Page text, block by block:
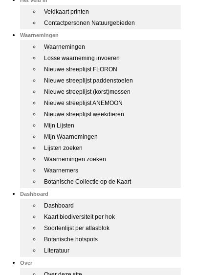
Veldkaart printen
Contactpersonen Natuurgebieden
Waarnemingen
Waarnemingen
Losse waarneming invoeren
Nieuwe streeplijst FLORON
Nieuwe streeplijst paddenstoelen
Nieuwe streeplijst (korst)mossen
Nieuwe streeplijst ANEMOON
Nieuwe streeplijst weekdieren
Mijn Lijsten
Mijn Waarnemingen
Lijsten zoeken
Waarnemingen zoeken
Waarnemers
Botanische Collectie op de Kaart
Dashboard
Dashboard
Kaart biodiversiteit per hok
Soortenlijst per atlasblok
Botanische hotspots
Literatuur
Over